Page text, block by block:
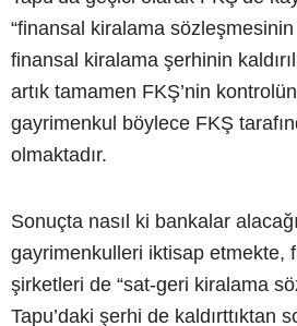
“finansal kiralama sözleşmesinin
finansal kiralama şerhinin
artık tamamen FKŞ’nin
gayrimenkul böylece FKŞ
olmaktadır.
Sonuçta nasıl ki bankalar
gayrimenkulleri iktisap etmekte,
şirketleri de “sat-geri kiralama
Tapu’daki şerhi de kaldırttıktan